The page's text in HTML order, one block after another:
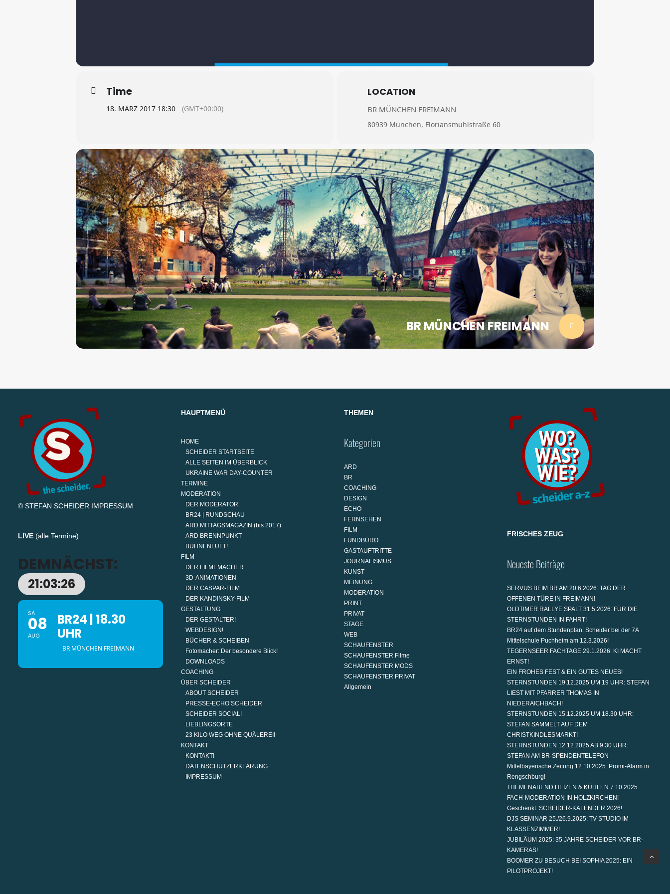
Time
18. MÄRZ 2017 18:30 (GMT+00:00)
LOCATION
BR MÜNCHEN FREIMANN
80939 München, Floriansmühlstraße 60
BR MÜNCHEN FREIMANN
© STEFAN SCHEIDER IMPRESSUM
LIVE (alle Termine)
DEMNÄCHST:
21:03:25
SA
08
AUG
BR24 | 18.30
UHR
BR MÜNCHEN FREIMANN
HAUPTMENÜ
HOME
SCHEIDER STARTSEITE
ALLE SEITEN IM ÜBERBLICK
UKRAINE WAR DAY-COUNTER
TERMINE
MODERATION
DER MODERATOR.
BR24 | RUNDSCHAU
ARD MITTAGSMAGAZIN (bis 2017)
ARD BRENNPUNKT
BÜHNENLUFT!
FILM
DER FILMEMACHER.
3D-ANIMATIONEN
DER CASPAR-FILM
DER KANDINSKY-FILM
GESTALTUNG
DER GESTALTER!
WEBDESIGN!
BÜCHER & SCHEIBEN
Fotomacher: Der besondere Blick!
DOWNLOADS
COACHING
ÜBER SCHEIDER
ABOUT SCHEIDER
PRESSE-ECHO SCHEIDER
SCHEIDER SOCIAL!
LIEBLINGSORTE
23 KILO WEG OHNE QUÄLEREI!
KONTAKT
KONTAKT!
DATENSCHUTZERKLÄRUNG
IMPRESSUM
THEMEN
Kategorien
ARD
BR
COACHING
DESIGN
ECHO
FERNSEHEN
FILM
FUNDBÜRO
GASTAUFTRITTE
JOURNALISMUS
KUNST
MEINUNG
MODERATION
PRINT
PRIVAT
STAGE
WEB
SCHAUFENSTER
SCHAUFENSTER Filme
SCHAUFENSTER MODS
SCHAUFENSTER PRIVAT
Allgemein
FRISCHES ZEUG
Neueste Beiträge
SERVUS BEIM BR AM 20.6.2026: TAG DER
OFFENEN TÜRE IN FREIMANN!
OLDTIMER RALLYE SPALT 31.5.2026: FÜR DIE
STERNSTUNDEN IN FAHRT!
BR24 auf dem Stundenplan: Scheider bei der 7A
Mittelschule Puchheim am 12.3.2026!
TEGERNSEER FACHTAGE 29.1.2026: KI MACHT
ERNST!
EIN FROHES FEST & EIN GUTES NEUES!
STERNSTUNDEN 19.12.2025 UM 19 UHR: STEFAN
LIEST MIT PFARRER THOMAS IN
NIEDERAICHBACH!
STERNSTUNDEN 15.12.2025 UM 18.30 UHR:
STEFAN SAMMELT AUF DEM
CHRISTKINDLESMARKT!
STERNSTUNDEN 12.12.2025 AB 9:30 UHR:
STEFAN AM BR-SPENDENTELEFON
Mittelbayerische Zeitung 12.10.2025: Promi-Alarm in
Rengschburg!
THEMENABEND HEIZEN & KÜHLEN 7.10.2025:
FACH-MODERATION IN HOLZKIRCHEN!
Geschenkt: SCHEIDER-KALENDER 2026!
DJS SEMINAR 25./26.9.2025: TV-STUDIO IM
KLASSENZIMMER!
JUBILÄUM 2025: 35 JAHRE SCHEIDER VOR BR-
KAMERAS!
BOOMER ZU BESUCH BEI SOPHIA 2025: EIN
PILOTPROJEKT!